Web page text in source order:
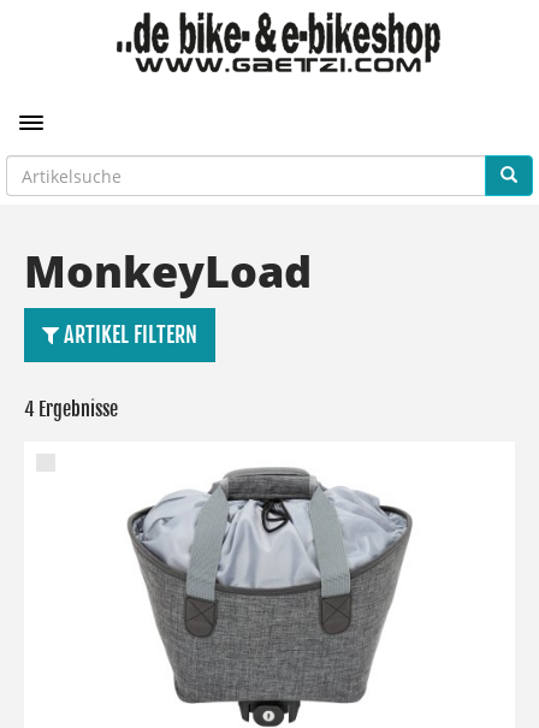
Toggle navigation
MonkeyLoad
ARTIKEL FILTERN
4 Ergebnisse